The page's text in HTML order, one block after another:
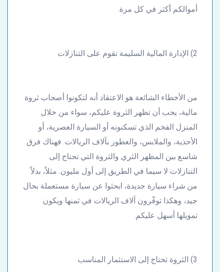
أموالكم أكثر في كل مرة.
2) الإدارة المالية السليمة تقوم على التنازلات
من الأخطاء الشائعة هو الاعتقاد أنه لتكونوا أصحاب ثروة
مالية، يجب أن تظهر الثروة عليكم، سواء من خلال
المنزل الفخم الذي تسكنونه أو السيارة العصرية، أو
الأحذية، والملابس، والعطور بآلاف الريالات. فهناك فرق
شاسع بين المظهر الثري والثروة التي تحتاج إلى
التنازلات لا سيما في الطريق إلى أول مليون. مثلاً، بدلاً
من شراء سيارة جديدة، ابحثوا عن سيارة مستعملة بحال
جيد، وهكذا توفّرون آلاف الريالات في ثمنها ويكون
تمويلها أسهل عليكم.
3) الثروة تحتاج إلى الاستثمار المناسب